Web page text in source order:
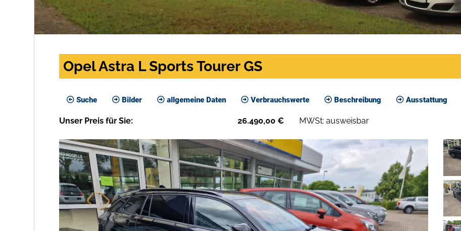
Opel Astra L Sports Tourer GS
Suche Bilder allgemeine Daten Verbrauchswerte Beschreibung Ausstattung
Unser Preis für Sie: 26.490,00 € MWSt: ausweisbar